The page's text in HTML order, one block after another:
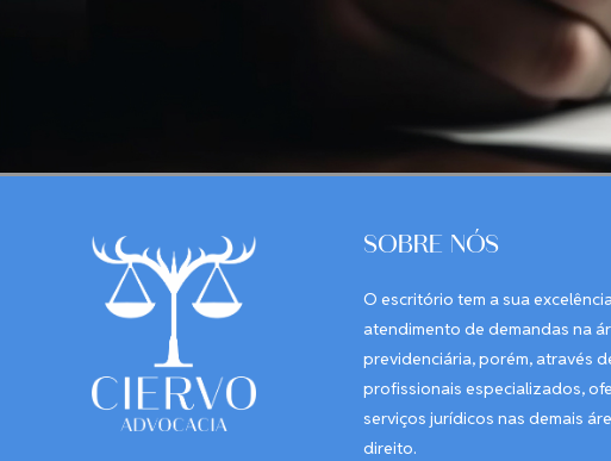
SOBRE NÓS
O escritório tem a sua
atendimento de demandas na
previdenciária, porém, através
profissionais especializados,
serviços jurídicos nas demais
direito.